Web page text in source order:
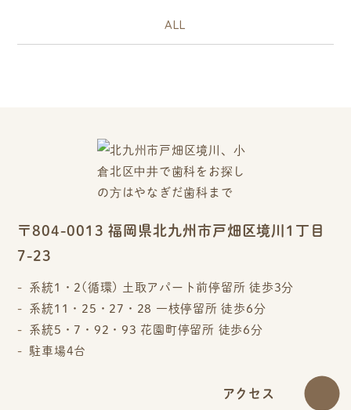
ALL
〒804-0013 福岡県北九州市戸畑区境川1丁目
7-23
系統1・2(循環) 土取アパート前停留所 徒歩3分
系統11・25・27・28 一枝停留所 徒歩6分
系統5・7・92・93 花園町停留所 徒歩6分
駐車場4台
アクセス